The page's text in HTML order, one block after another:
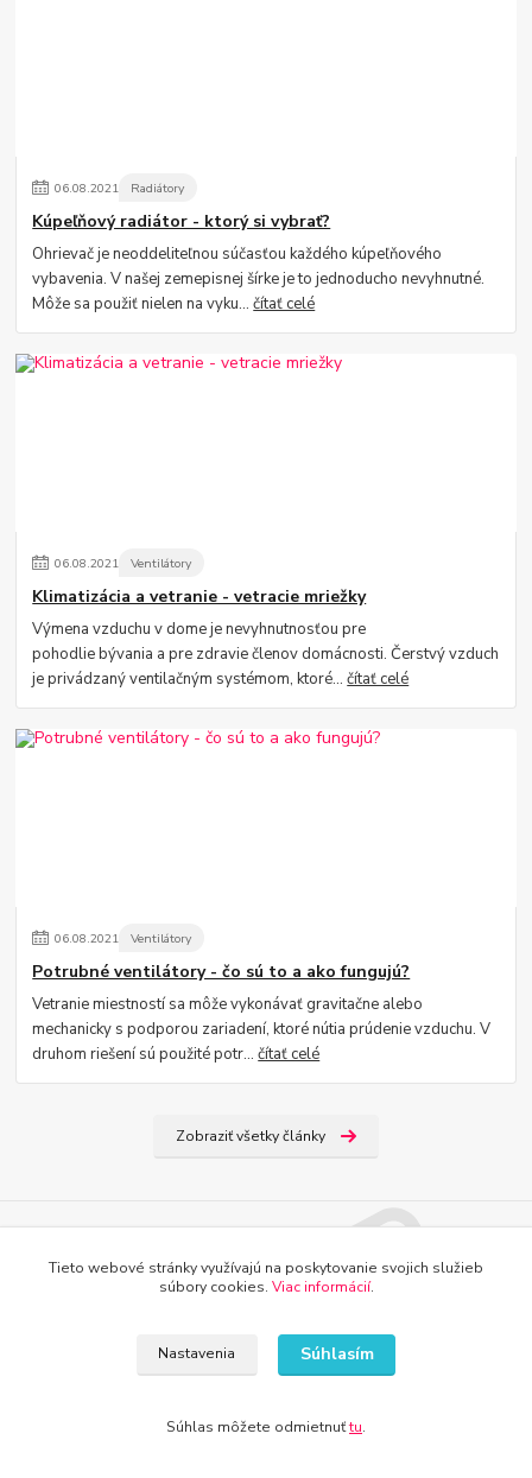
06.08.2021 Radiátory
Kúpeľňový radiátor - ktorý si vybrať?
Ohrievač je neoddeliteľnou súčasťou každého kúpeľňového
vybavenia. V našej zemepisnej šírke je to jednoducho nevyhnutné.
Môže sa použiť nielen na vyku...čítať celé
06.08.2021 Ventilátory
Klimatizácia a vetranie - vetracie mriežky
Výmena vzduchu v dome je nevyhnutnosťou pre
pohodlie bývania a pre zdravie členov domácnosti. Čerstvý vzduch
je privádzaný ventilačným systémom, ktoré...čítať celé
06.08.2021 Ventilátory
Potrubné ventilátory - čo sú to a ako fungujú?
Vetranie miestností sa môže vykonávať gravitačne alebo
mechanicky s podporou zariadení, ktoré nútia prúdenie vzduchu. V
druhom riešení sú použité potr...čítať celé
Zobraziť všetky články
Nepremeškajte novinky, akcie a
zľavy!
Prihlásiť sa
Môžete sa kedykoľvek odhlásiť. Zasielame raz za 14 dní.
Tieto webové stránky využívajú na poskytovanie svojich služieb
súbory cookies. Viac informácií.
Nastavenia Súhlasím
Súhlas môžete odmietnuťtu.